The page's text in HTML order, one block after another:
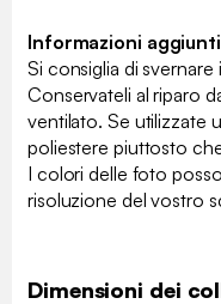
Informazioni
Si consiglia di svernare
Conservateli al riparo
ventilato. Se utilizzate
poliestere piuttosto
I colori delle foto
risoluzione del vostro
Dimensioni dei